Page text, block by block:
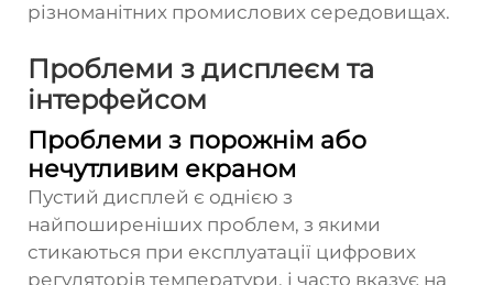
різноманітних промислових середовищах.
Проблеми з дисплеєм та
інтерфейсом
Проблеми з порожнім або
нечутливим екраном
Пустий дисплей є однією з
найпоширеніших проблем, з якими
стикаються при експлуатації цифрових
регуляторів температури, і часто вказує на